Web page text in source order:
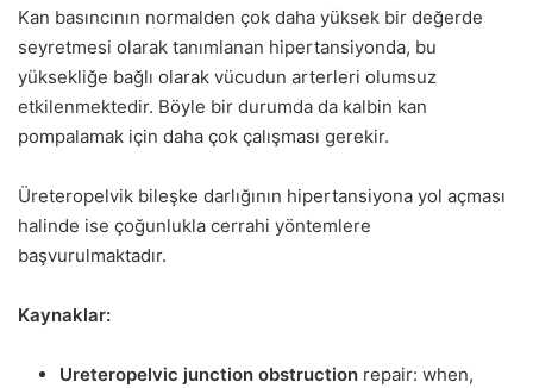
Kan basıncının normalden çok daha yüksek bir değerde
seyretmesi olarak tanımlanan hipertansiyonda, bu
yüksekliğe bağlı olarak vücudun arterleri olumsuz
etkilenmektedir. Böyle bir durumda da kalbin kan
pompalamak için daha çok çalışması gerekir.
Üreteropelvik bileşke darlığının hipertansiyona yol açması
halinde ise çoğunlukla cerrahi yöntemlere
başvurulmaktadır.
Kaynaklar:
Ureteropelvic junction obstruction repair: when,